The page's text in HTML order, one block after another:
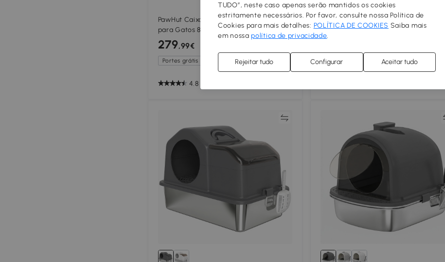
PawHut Caixa de Areia Autolimpante
para Gatos 80L com Eliminação de
Odores e Controlo por APP 55,5x51x60
cm Branco
279,99€
Portes grátis exceto as ilhas
4.8
PawHut Caixa de Areia para Gatos de
Aço Inoxidável XL com Tampa Abatível
Entradas Altas Pá Antifugas
Portes grátis exceto as ilhas
TUDO”, neste caso apenas serão mantidos os cookies
estritamente necessários. Por favor, consulte nossa Política de
Cookies para mais detalhes: POLÍTICA DE COOKIES Saiba mais
em nossapolítica de privacidade.
Rejeitar tudo Configurar Aceitar tudo